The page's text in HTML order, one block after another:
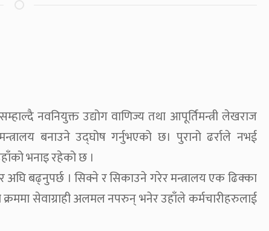
नवनियुक्त उद्योग वाणिज्य तथा आपूर्तिमन्त्री लेखराज
बनाउने उद्घोष गर्नुभएको छ। पुरानो ढर्राले नभई
भनाइ रहेको छ ।
अघि बढ्नुपर्छ । सिक्ने र सिकाउने गरेर मन्त्रालय एक ढिक्का
सेवाग्राही अलमल नपरुन् भनेर उहाँले कर्मचारीहरुलाई